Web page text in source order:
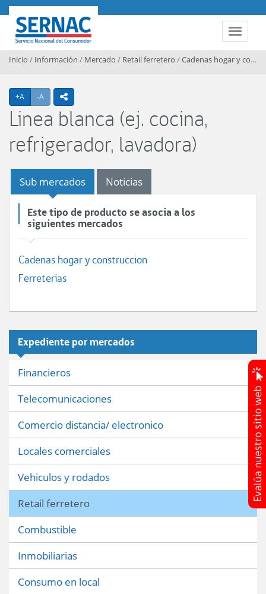
Contenido principal
Toggle
SERNAC
Inicio / Información / Mercado / Retail ferretero /Cadenas hogar y construccion
+A Agrandar texto
-A Achicar textoicono compartir
Linea blanca (ej. cocina,
refrigerador, lavadora)
Sub mercados Noticias
Este tipo de producto se asocia a los
siguientes mercados
Cadenas hogar y construccion
Ferreterias
Expediente por mercados
Financieros
Telecomunicaciones
Comercio distancia/ electronico
Locales comerciales
Vehiculos y rodados
Retail ferretero
Combustible
Inmobiliarias
Consumo en local